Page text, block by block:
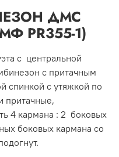
ДМС
PR355-1)
с центральной
с притачным
спинкой с утяжкой по
притачные,
4 кармана : 2 боковых
боковых кармана со